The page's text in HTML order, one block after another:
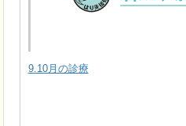
9.10月の診療